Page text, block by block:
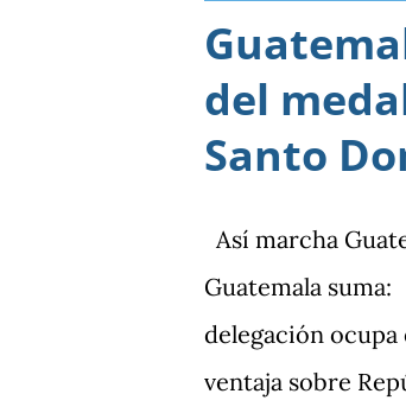
del
Santo
Así marcha
Guatemala
delegación
ventaja sobre